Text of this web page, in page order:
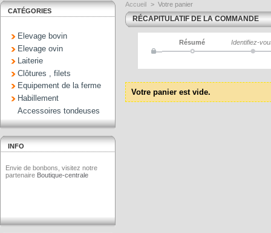
CATÉGORIES
Elevage bovin
Elevage ovin
Laiterie
Clôtures , filets
Equipement de la ferme
Habillement
Accessoires tondeuses
INFO
Envie de bonbons, visitez notre
partenaireBoutique-centrale
Accueil > Votre panier
RÉCAPITULATIF DE LA COMMANDE
Résumé Identifiez-
Votre panier est vide.